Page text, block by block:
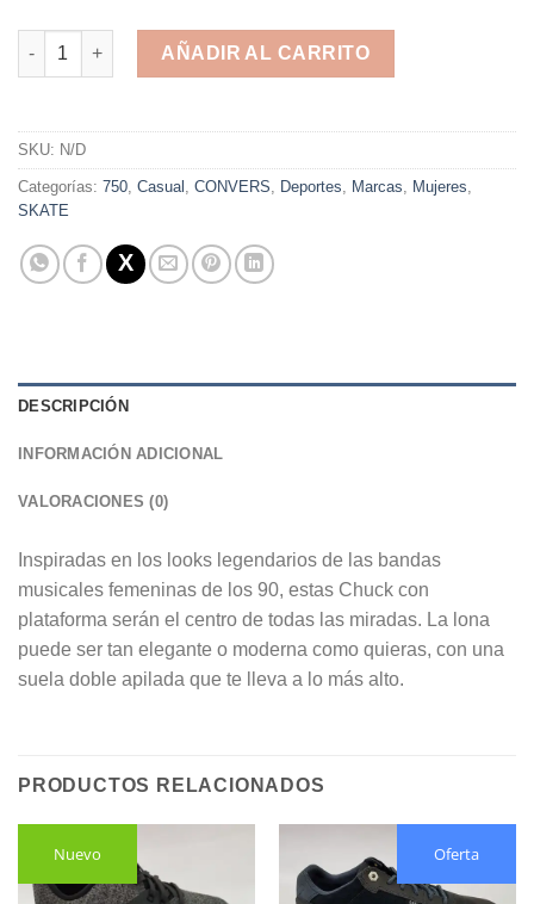
CONVERSE CHUCK TAYLOR ALL STAR BLACK cantidad
AÑADIR AL CARRITO
SKU: N/D
Categorías: 750 Casual CONVERS Deportes Marcas Mujeres
SKATE
DESCRIPCIÓN
INFORMACIÓN ADICIONAL
VALORACIONES (0)
Inspiradas en los looks legendarios de las bandas
musicales femeninas de los 90, estas Chuck con
plataforma serán el centro de todas las miradas. La lona
puede ser tan elegante o moderna como quieras, con una
suela doble apilada que te lleva a lo más alto.
PRODUCTOS RELACIONADOS
Nuevo Oferta